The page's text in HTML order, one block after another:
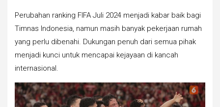
Perubahan ranking FIFA Juli 2024 menjadi kabar baik bagi
Timnas Indonesia, namun masih banyak pekerjaan rumah
yang perlu dibenahi. Dukungan penuh dari semua pihak
menjadi kunci untuk mencapai kejayaan di kancah
internasional.